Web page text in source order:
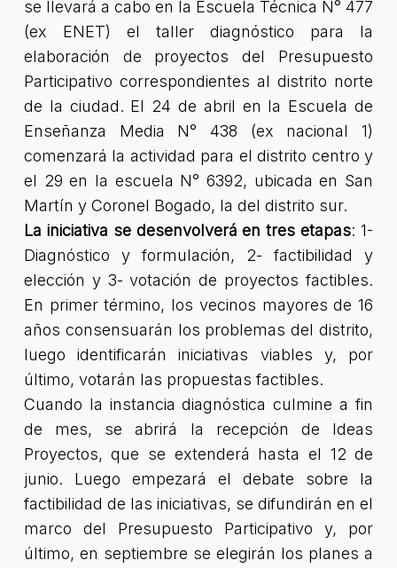
se llevará a cabo en la Escuela Técnica N° 477
(ex ENET) el taller diagnóstico para la
elaboración de proyectos del Presupuesto
Participativo correspondientes al distrito norte
de la ciudad. El 24 de abril en la Escuela de
Enseñanza Media N° 438 (ex nacional 1)
comenzará la actividad para el distrito centro y
el 29 en la escuela N° 6392, ubicada en San
Martín y Coronel Bogado, la del distrito sur.
La iniciativa se desenvolverá en tres etapas: 1-
Diagnóstico y formulación, 2- factibilidad y
elección y 3- votación de proyectos factibles.
En primer término, los vecinos mayores de 16
años consensuarán los problemas del distrito,
luego identificarán iniciativas viables y, por
último, votarán las propuestas factibles.
Cuando la instancia diagnóstica culmine a fin
de mes, se abrirá la recepción de Ideas
Proyectos, que se extenderá hasta el 12 de
junio. Luego empezará el debate sobre la
factibilidad de las iniciativas, se difundirán en el
marco del Presupuesto Participativo y, por
último, en septiembre se elegirán los planes a